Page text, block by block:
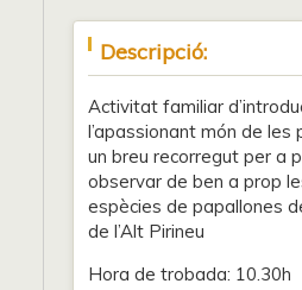
Descripció:
Activitat familiar
l’apassionant món de les
un breu recorregut per a
observar de ben a prop
espècies de papallones
de l’Alt Pirineu
Hora de trobada: 10.30h